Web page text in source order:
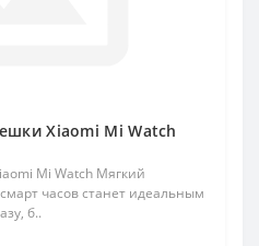
Xiaomi Mi Watch
Mi Watch Мягкий
часов станет идеальным
б..